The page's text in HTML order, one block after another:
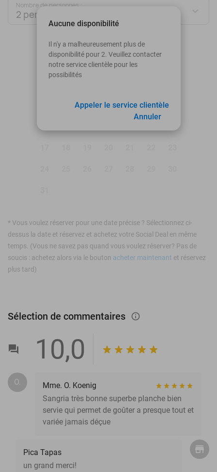
Nombre de personnes :
2 personnes
août 2026
Lu
Ma Me Je Ve Sa
5 6 7 8
*Vous voulez réserver pour une date précise ? Sélectionnez ci-
dessus la date et réservez et achetez votre Social Deal en même
temps. (Vous ne savez pas quand vous voulez réserver? Pas de
soucis : achetez alors via le bouton acheter maintenant et réservez
plus tard)
Aucune disponibilité
Il n'y a malheureusement plus de
disponibilité pour 2. Veuillez contacter
notre service clientèle pour les
possibilités
Appeler le service clientèle
Annuler
Sélection de commentaires info_outlined
10,0
O.
Mme. O. Koenig
Sangria très bonne superbe planche bien
servie qui permet de goûter a presque tout et
variée jamais déçue
Pica Tapas
un grand merci!